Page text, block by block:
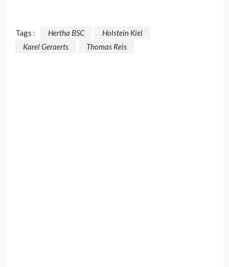
Tags : Hertha BSC
Holstein Kiel
Karel Geraerts
Thomas Reis